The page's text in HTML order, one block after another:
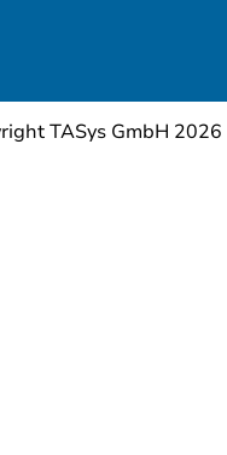
TASys GmbH 2026